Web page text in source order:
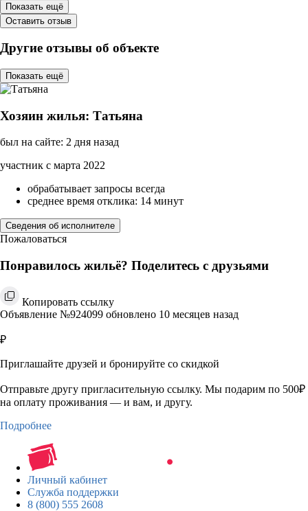
Показать ещё
Оставить отзыв
Другие отзывы об объекте
Показать ещё
Хозяин жилья: Татьяна
был на сайте: 2 дня назад
участник с марта 2022
обрабатывает запросы всегда
среднее время отклика: 14 минут
Сведения об исполнителе
Пожаловаться
Понравилось жильё? Поделитесь с друзьями
Копировать ссылку
Объявление №924099 обновлено 10 месяцев назад
₽
Приглашайте друзей и бронируйте со скидкой
Отправьте другу пригласительную ссылку. Мы подарим по 500₽
на оплату проживания — и вам, и другу.
Подробнее
Личный кабинет
Служба поддержки
8 (800) 555 2608